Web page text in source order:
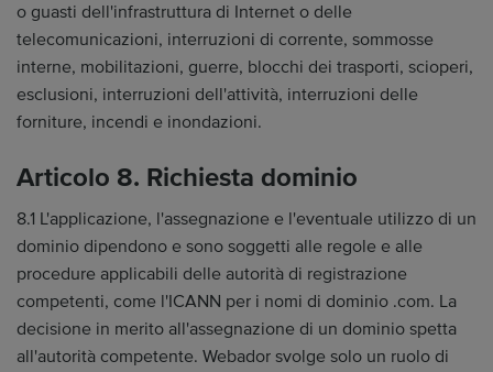
o guasti dell'infrastruttura di Internet o delle
telecomunicazioni, interruzioni di corrente, sommosse
interne, mobilitazioni, guerre, blocchi dei trasporti, scioperi,
esclusioni, interruzioni dell'attività, interruzioni delle
forniture, incendi e inondazioni.
Articolo 8. Richiesta dominio
8.1 L'applicazione, l'assegnazione e l'eventuale utilizzo di un
dominio dipendono e sono soggetti alle regole e alle
procedure applicabili delle autorità di registrazione
competenti, come l'ICANN per i nomi di dominio .com. La
decisione in merito all'assegnazione di un dominio spetta
all'autorità competente. Webador svolge solo un ruolo di